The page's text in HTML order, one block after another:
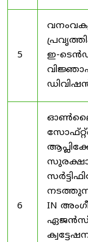
5
ഇ-
6
സുരക്ഷാ
IN